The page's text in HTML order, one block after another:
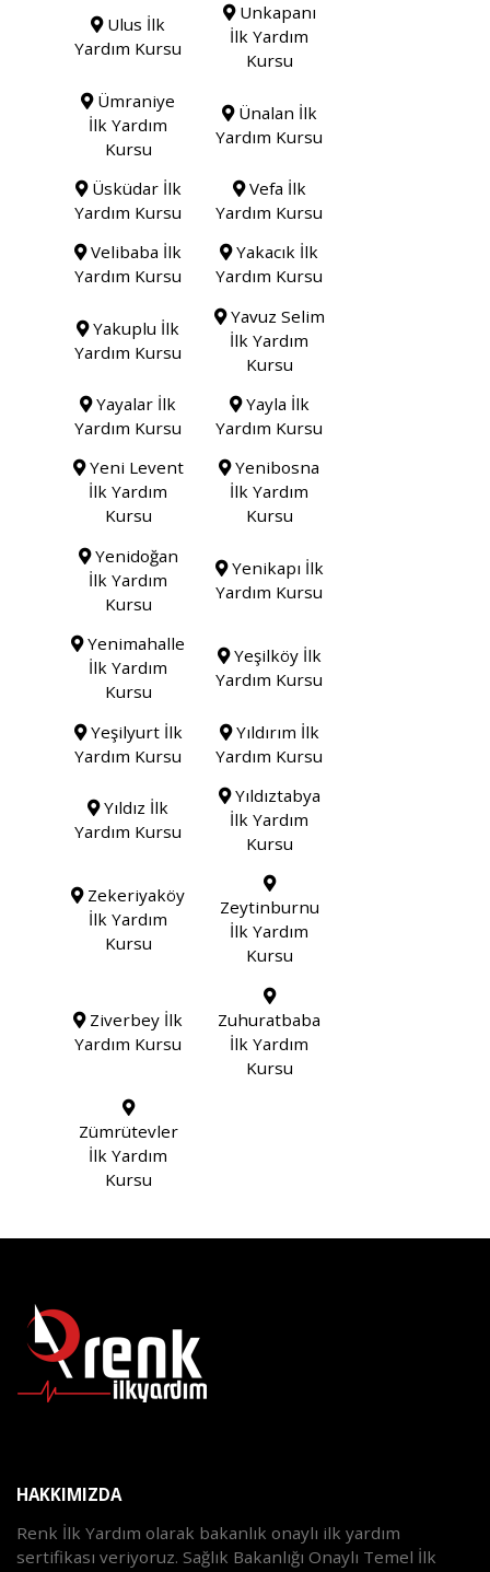
Ulus İlk
Yardım Kursu
Unkapanı
İlk Yardım
Kursu
Ümraniye
İlk Yardım
Kursu
Ünalan İlk
Yardım Kursu
Üsküdar İlk
Yardım Kursu
Vefa İlk
Yardım Kursu
Velibaba İlk
Yardım Kursu
Yakacık İlk
Yardım Kursu
Yakuplu İlk
Yardım Kursu
Yavuz Selim
İlk Yardım
Kursu
Yayalar İlk
Yardım Kursu
Yayla İlk
Yardım Kursu
Yeni Levent
İlk Yardım
Kursu
Yenibosna
İlk Yardım
Kursu
Yenidoğan
İlk Yardım
Kursu
Yenikapı İlk
Yardım Kursu
Yenimahalle
İlk Yardım
Kursu
Yeşilköy İlk
Yardım Kursu
Yeşilyurt İlk
Yardım Kursu
Yıldırım İlk
Yardım Kursu
Yıldız İlk
Yardım Kursu
Yıldıztabya
İlk Yardım
Kursu
Zekeriyaköy
İlk Yardım
Kursu
Zeytinburnu
İlk Yardım
Kursu
Ziverbey İlk
Yardım Kursu
Zuhuratbaba
İlk Yardım
Kursu
Zümrütevler
İlk Yardım
Kursu
HAKKIMIZDA
Renk İlk Yardım olarak bakanlık onaylı ilk yardım
sertifikası veriyoruz. Sağlık Bakanlığı Onaylı Temel İlk